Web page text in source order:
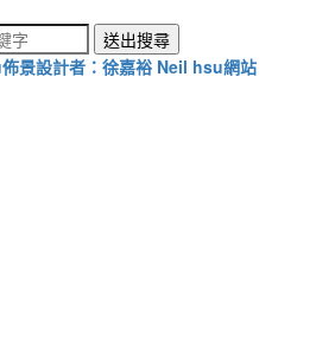
送出搜尋
景設計者：徐嘉裕 Neil hsu網站